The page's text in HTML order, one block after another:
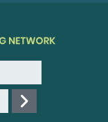
Đăng nhập